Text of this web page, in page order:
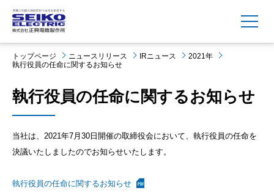
MENU
トップページ ニュースリリース IRニュース
2021年
執行役員の任命に関するお知らせ
執行役員の任命に関するお知らせ
当社は、2021年7月30日開催の取締役会において、執行役員の任命を
決議いたしましたのでお知らせいたします。
執行役員の任命に関するお知らせ